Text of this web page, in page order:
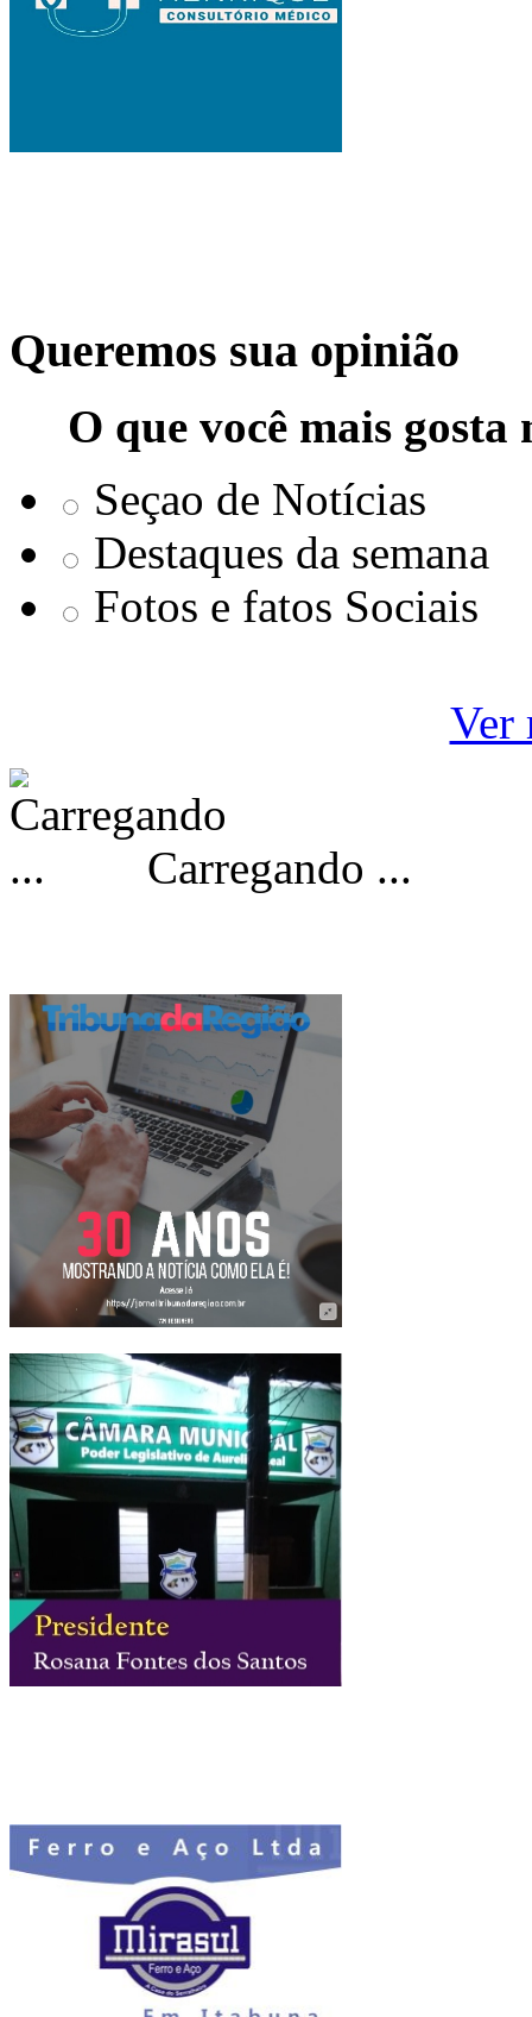
Queremos sua opinião
O que você mais
Seçao de Notícias
Destaques da semana
Fotos e fatos Sociais
Ver
Carregando ...